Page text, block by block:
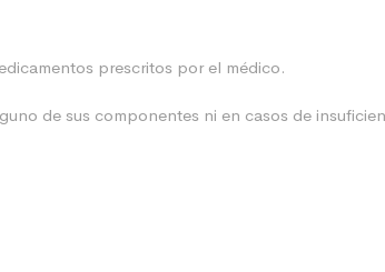
prescritos por el médico.
de sus componentes ni en casos de